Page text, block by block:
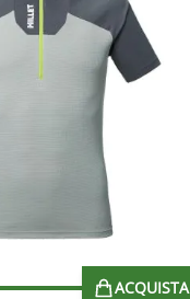
ACQUISTA